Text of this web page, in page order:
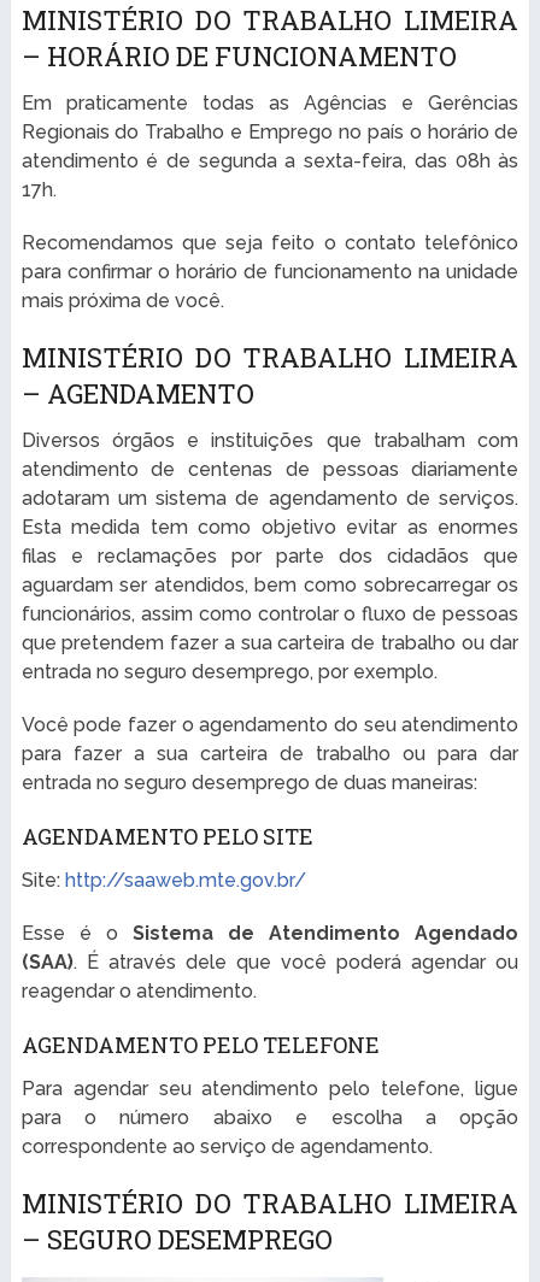
MINISTÉRIO DO TRABALHO LIMEIRA
– HORÁRIO DE FUNCIONAMENTO
Em praticamente todas as Agências e Gerências
Regionais do Trabalho e Emprego no país o horário de
atendimento é de segunda a sexta-feira, das 08h às
17h.
Recomendamos que seja feito o contato telefônico
para confirmar o horário de funcionamento na unidade
mais próxima de você.
MINISTÉRIO DO TRABALHO LIMEIRA
– AGENDAMENTO
Diversos órgãos e instituições que trabalham com
atendimento de centenas de pessoas diariamente
adotaram um sistema de agendamento de serviços.
Esta medida tem como objetivo evitar as enormes
filas e reclamações por parte dos cidadãos que
aguardam ser atendidos, bem como sobrecarregar os
funcionários, assim como controlar o fluxo de pessoas
que pretendem fazer a sua carteira de trabalho ou dar
entrada no seguro desemprego, por exemplo.
Você pode fazer o agendamento do seu atendimento
para fazer a sua carteira de trabalho ou para dar
entrada no seguro desemprego de duas maneiras:
AGENDAMENTO PELO SITE
Site: http://saaweb.mte.gov.br/
Esse é o Sistema de Atendimento Agendado
(SAA). É através dele que você poderá agendar ou
reagendar o atendimento.
AGENDAMENTO PELO TELEFONE
Para agendar seu atendimento pelo telefone, ligue
para o número abaixo e escolha a opção
correspondente ao serviço de agendamento.
MINISTÉRIO DO TRABALHO LIMEIRA
– SEGURO DESEMPREGO